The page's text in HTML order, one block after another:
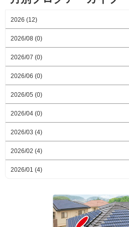
2026 (12)
2026/08 (0)
2026/07 (0)
2026/06 (0)
2026/05 (0)
2026/04 (0)
2026/03 (4)
2026/02 (4)
2026/01 (4)